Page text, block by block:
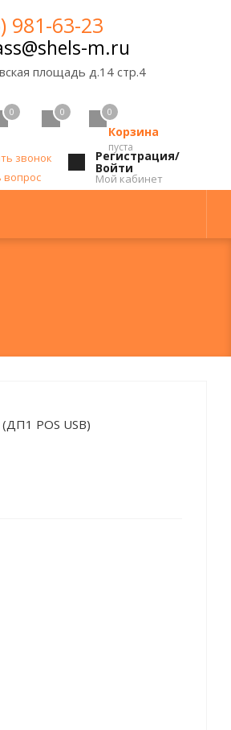
981-63-23
m.ru
площадь д.14 стр.4
0 0
Корзина
пуста
0
Регистрация/
Войти
Мой кабинет
звонок
вопрос
POS USB)